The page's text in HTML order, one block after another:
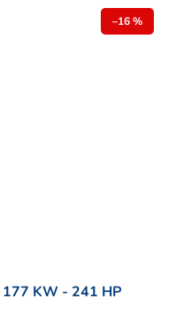
–16 %
177 KW - 241 HP